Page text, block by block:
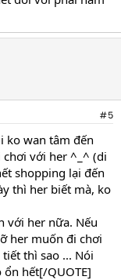
#5
ko wan tâm đến
với her ^_^ (di
shopping lại đến
thì her biết mà, ko
với her nữa. Nếu
her muốn đi chơi
thì sao ... Nói
hết[/QUOTE]